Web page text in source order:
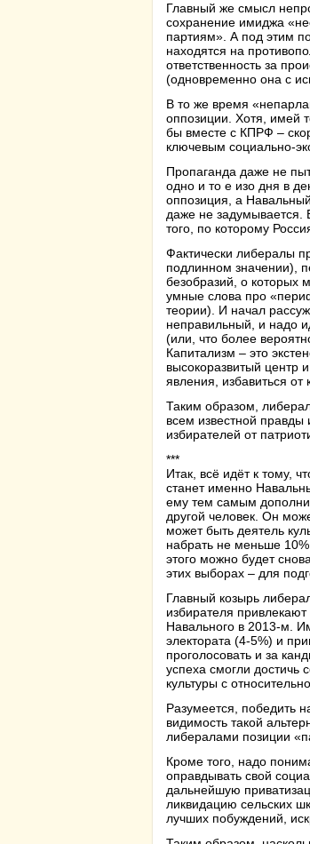
Главный же смысл
сохранение имиджа
партиям». А под этим
находятся на
ответственность за
(одновременно она с
В то же время
оппозиции. Хотя, имей
бы вместе с КПРФ –
ключевым социально-
Пропаганда даже не
одно и то е изо дня в
оппозиция, а
даже не задумывается.
того, по которому
Фактически либералы
подлинном значении),
безобразий, о которых
умные слова про
теории). И начал
неправильный, и надо
(или, что более
Капитализм – это
высокоразвитый центр
явления, избавиться от
Таким образом,
всем известной правды
избирателей от
***
Итак, всё идёт к тому,
станет именно
ему тем самым
другой человек. Он
может быть деятель
набрать не меньше
этого можно будет
этих выборах – для
Главный козырь
избирателя
Навального в 2013-м.
электората (4-5%) и
проголосовать и за
успеха смогли достичь
культуры с
Разумеется, победить
видимость такой
либералами позиции
Кроме того, надо
оправдывать свой
дальнейшую
ликвидацию сельских
лучших побуждений,